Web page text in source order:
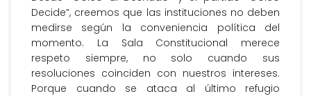
Decide”, creemos que las instituciones no deben
medirse según la conveniencia política del
momento. La Sala Constitucional merece
respeto siempre, no solo cuando sus
resoluciones coinciden con nuestros intereses.
Porque cuando se ataca al último refugio